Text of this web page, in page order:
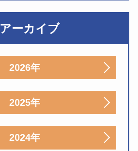
アーカイブ
2026年
2025年
2024年